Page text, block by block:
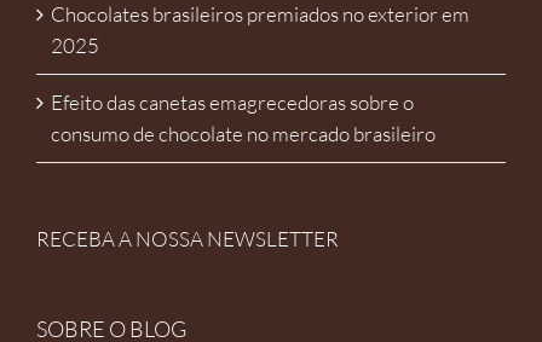
Chocolates brasileiros premiados no exterior em
2025
Efeito das canetas emagrecedoras sobre o
consumo de chocolate no mercado brasileiro
RECEBA A NOSSA NEWSLETTER
SOBRE O BLOG